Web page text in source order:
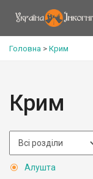
Головна > Крим
Крим
Алушта